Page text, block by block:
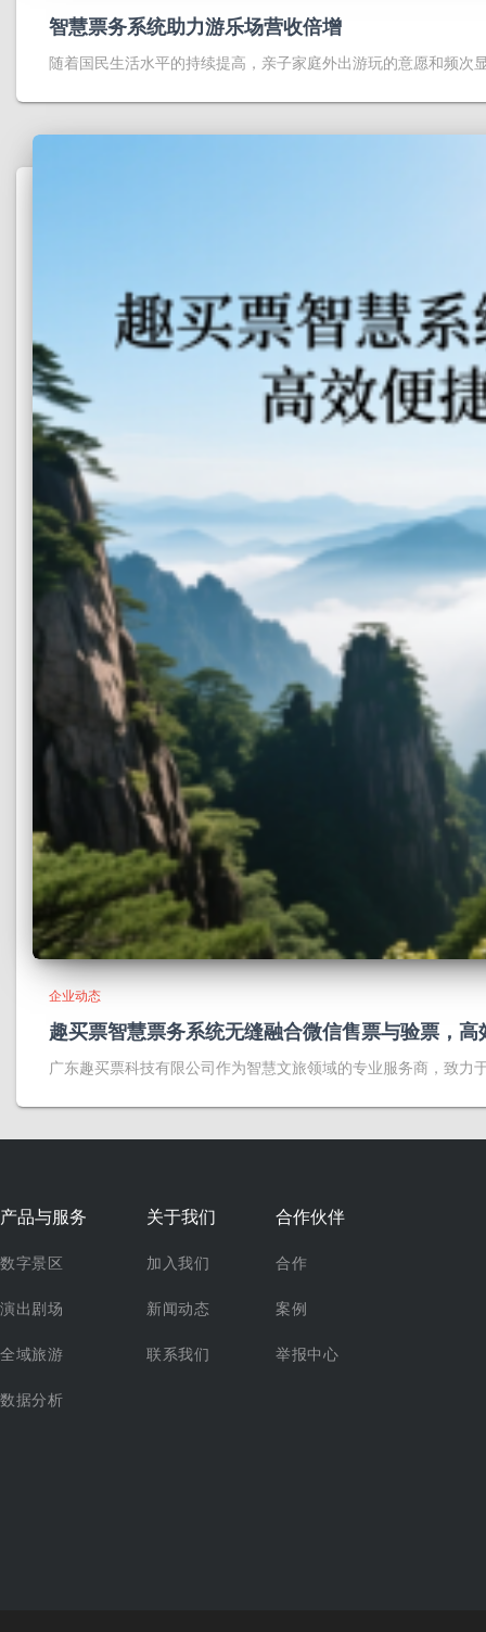
智慧票务系统助力游乐场营收倍增
随着国民生活水平的持续提高，亲子家庭外出游玩的意愿和频次
企业动态
趣买票智慧票务系统无缝融合微信售票与验票，
广东趣买票科技有限公司作为智慧文旅领域的专业服务商，致力
产品与服务
数字景区
演出剧场
全域旅游
数据分析
关于我们
加入我们
新闻动态
联系我们
合作伙伴
合作
案例
举报中心